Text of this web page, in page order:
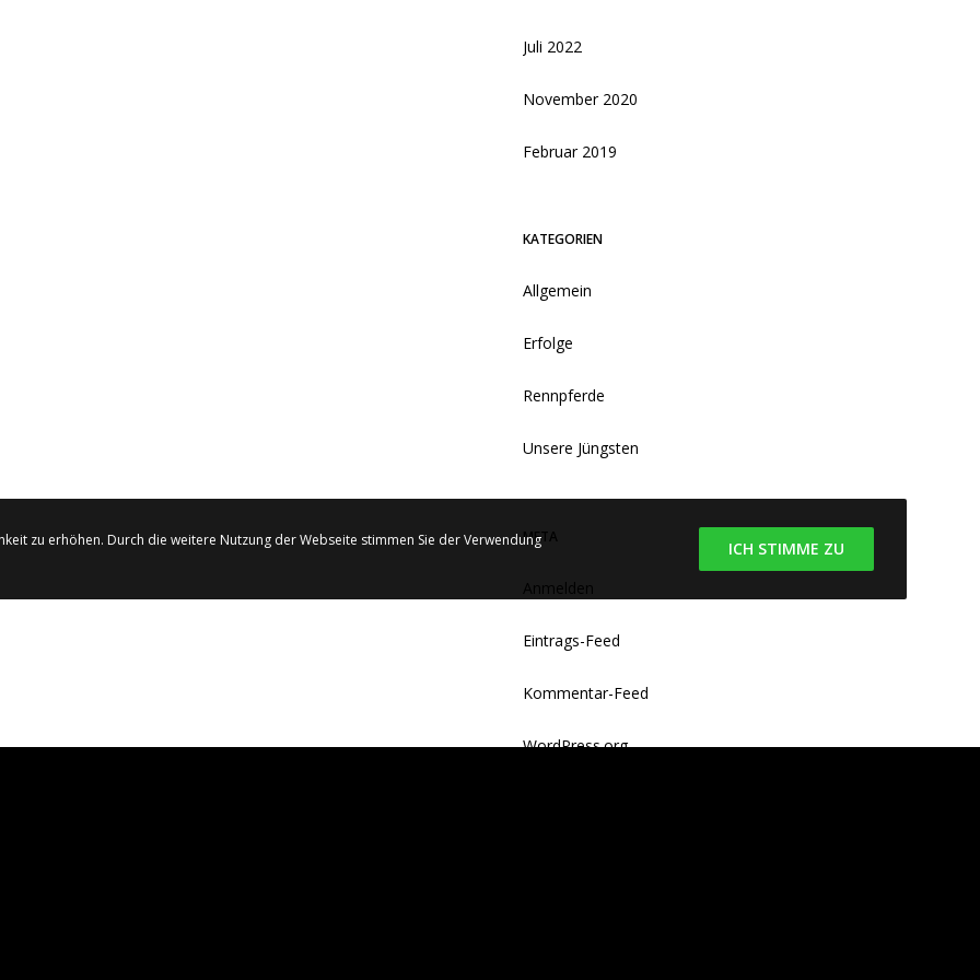
Juli 2022
November 2020
Februar 2019
KATEGORIEN
Allgemein
Erfolge
Rennpferde
Unsere Jüngsten
META
Anmelden
Eintrags-Feed
Kommentar-Feed
WordPress.org
zu erhöhen. Durch die weitere Nutzung der Webseite stimmen Sie der Verwendung ICH STIMME ZU